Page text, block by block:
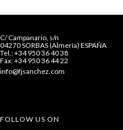
C/ Campanario, s/n
04270 SORBAS (Almería) ESPAÑA
Tel.: +34 950 36 40 38
Fax: +34 950 36 44 22
info@fjsanchez.com
FOLLOW US ON